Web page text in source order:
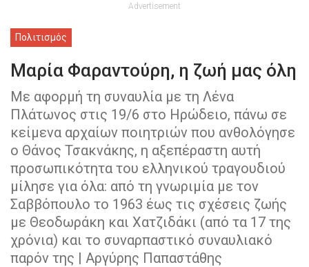
Advertisement
Πολιτισμός
Μαρία Φαραντούρη, η ζωή μας όλη
Με αφορμή τη συναυλία με τη Λένα
Πλάτωνος στις 19/6 στο Ηρώδειο, πάνω σε
κείμενα αρχαίων ποιητριών που ανθολόγησε
ο Θάνος Τσακνάκης, η αξεπέραστη αυτή
προσωπικότητα του ελληνικού τραγουδιού
μίλησε για όλα: από τη γνωριμία με τον
Σαββόπουλο το 1963 έως τις σχέσεις ζωής
με Θεοδωράκη και Χατζιδάκι (από τα 17 της
χρόνια) και το συναρπαστικό συναυλιακό
παρόν της | Αργύρης Παπαστάθης